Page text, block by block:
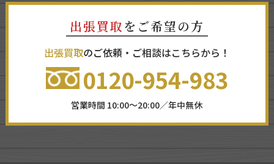
出張買取 をご希望の方
出張買取のご依頼・ご相談はこちらから！
0120-954-983
営業時間 10:00～20:00／年中無休